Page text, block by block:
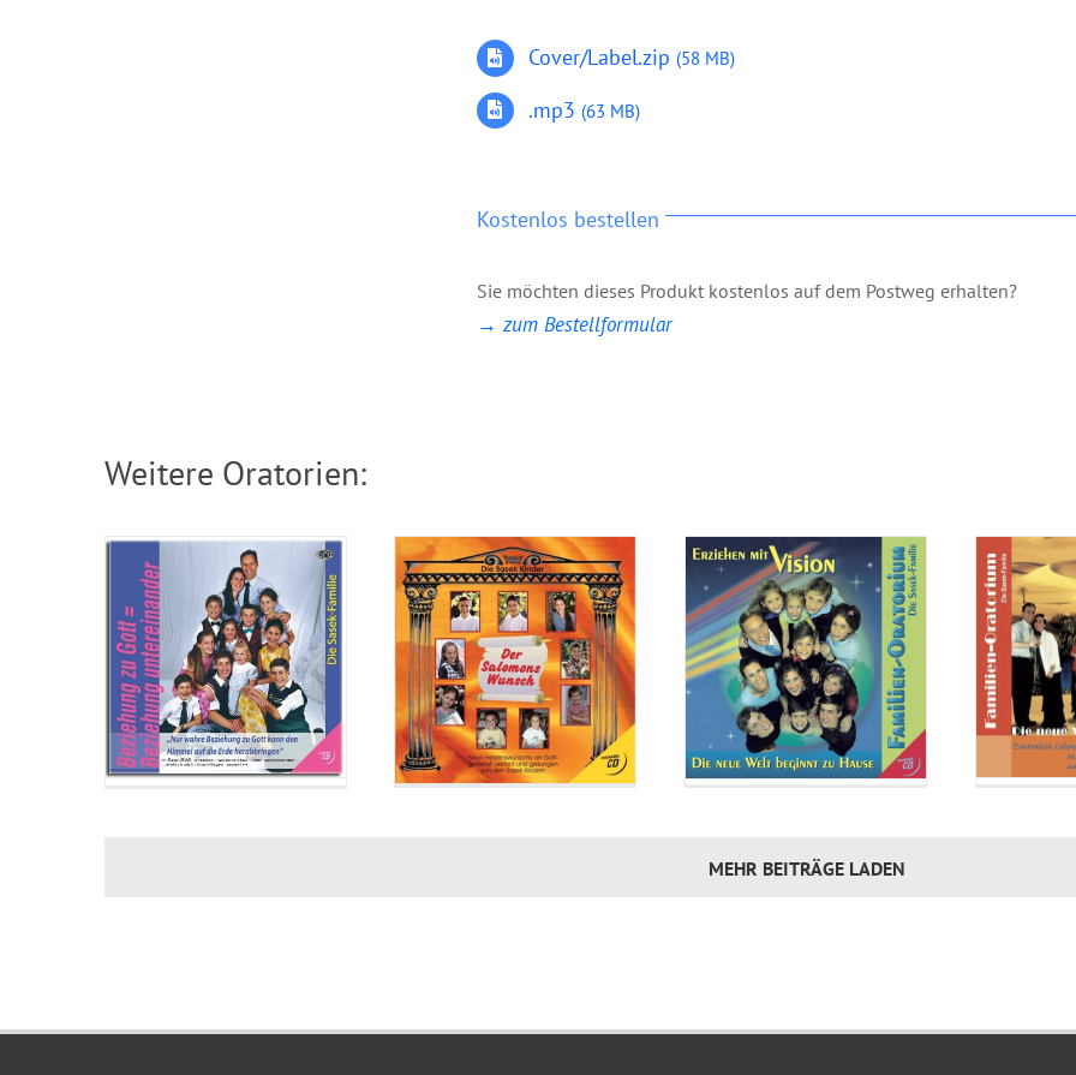
Cover/Label.zip (58 MB)
.mp3 (63 MB)
Kostenlos bestellen
Sie möchten dieses Produkt kostenlos auf dem Postweg erhalten?
→ zum Bestellformular
Weitere Oratorien:
MEHR BEITRÄGE LADEN